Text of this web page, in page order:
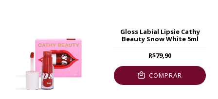
Gloss Labial Lipsie Cathy
Beauty Snow White 5ml
R$79,90
COMPRAR